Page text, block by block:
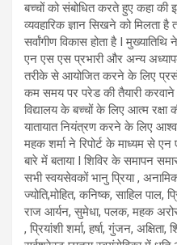
बच्चों को संबोधित करते हुए कहा की
व्यवहारिक ज्ञान सिखने को मिलता
सर्वांगीण विकास होता है I
एन एस एस प्रभारी और अन्य
तरीके से आयोजित करने के लिए
कम समय पर परेड की तैयारी
विद्यालय के बच्चों के लिए आत्म
यातायात नियंत्रण करने के लिए
महक शर्मा ने रिपोर्ट के माध्यम से
बारे में बताया I शिविर के समापन
सभी स्वयसेवकों भानु प्रिया ,
ज्योति,मोहित, कनिष्क, साहिल पाल,
राज आर्यन, सुमेधा, पलक, महक
, प्रियांशी शर्मा, हर्षा, गुंजन,